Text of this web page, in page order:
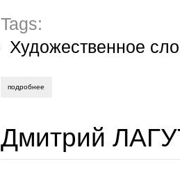
Tags:
Художественное
подробнее
Дмитрий